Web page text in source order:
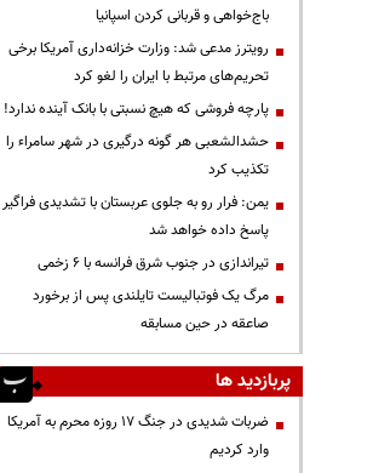
باج‌خواهی و قربانی کردن اسپانیا
رویترز مدعی شد: وزارت خزانه‌داری آمریکا برخی
تحریم‌های مرتبط با ایران را لغو کرد
پارچه فروشی که هیچ نسبتی با بانک آینده ندارد!
حشدالشعبی هر گونه درگیری در شهر سامراء را
تکذیب کرد
یمن: فرار رو به جلوی عربستان با تشدیدی فراگیر
پاسخ داده خواهد شد
تیراندازی در جنوب شرق فرانسه با ۶ زخمی
مرگ یک فوتبالیست تایلندی پس از برخورد
صاعقه در حین مسابقه
پربازدید ها
ضربات شدیدی در جنگ ۱۷ روزه محرم به آمریکا
وارد کردیم